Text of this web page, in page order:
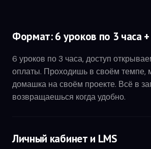
Плагины Claude — готовые
Не коннекторы, а готовые роли:
думает как профильный специалист.
Sales — продажи, звонки, follow-up,
Marketing — контент и кампании,
Формат: 6 уроков по 3 часа
6 уроков по 3 часа, доступ
оплаты. Проходишь в своём темпе,
домашка на своём проекте. Всё в
возвращаешься когда удобно.
Личный кабинет и LMS